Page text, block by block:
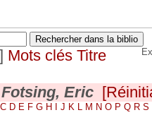
] Mots clés Titre
Fotsing, Eric
C D E F G H J K L M N O P Q R S